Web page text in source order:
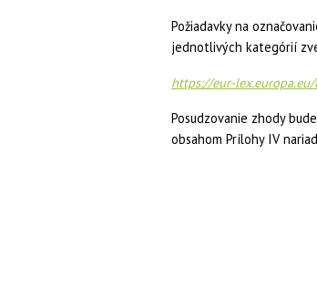
Požiadavky na
jednotlivých kategórií
https://eur-lex.europa.eu/
Posudzovanie zhody
obsahom Prílohy IV